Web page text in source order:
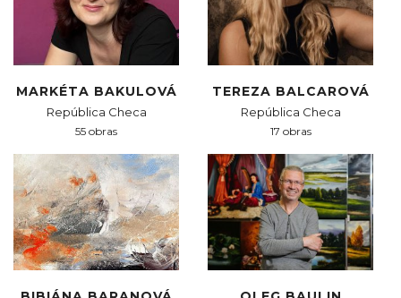
MARKÉTA BAKULOVÁ
República Checa
55 obras
TEREZA BALCAROVÁ
República Checa
17 obras